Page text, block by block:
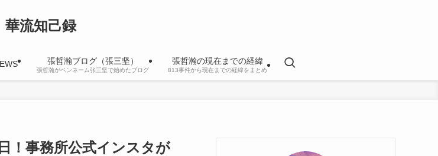
華流知己録
張哲瀚ブログ（張三坚）
張哲瀚がペンネーム张三坚で始めたブログ
張哲瀚の現在までの経緯
813事件から現在までの経緯をまとめ
！事務所公式インスタが